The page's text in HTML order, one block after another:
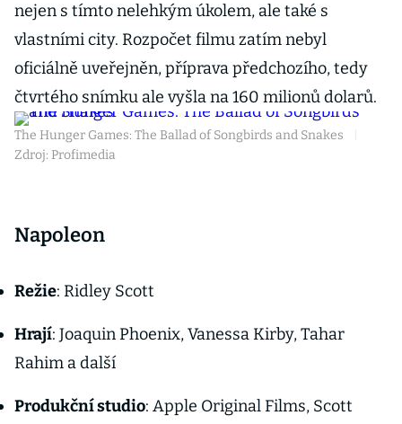
nejen s tímto nelehkým úkolem, ale také s
vlastními city. Rozpočet filmu zatím nebyl
oficiálně uveřejněn, příprava předchozího, tedy
čtvrtého snímku ale vyšla na 160 milionů dolarů.
The Hunger Games: The Ballad of Songbirds and Snakes
Zdroj: Profimedia
Napoleon
Režie: Ridley Scott
Hrají: Joaquin Phoenix, Vanessa Kirby, Tahar
Rahim a další
Produkční studio: Apple Original Films, Scott